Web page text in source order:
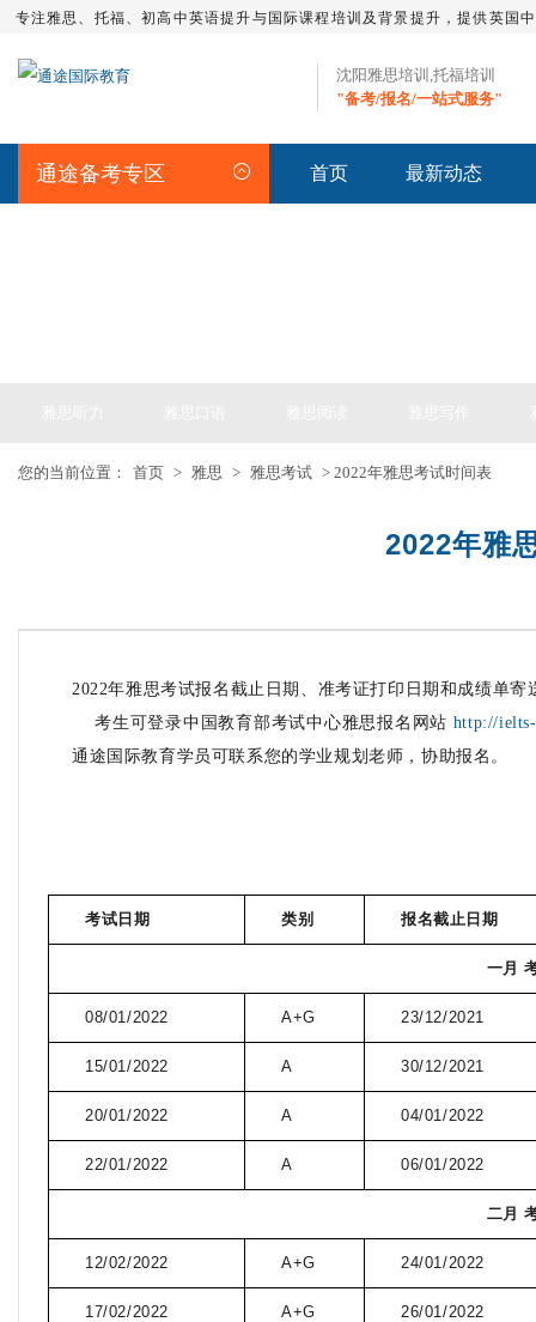
专注雅思、托福、初高中英语提升与国际课程培训及背景提升，提供英国
沈阳雅思培训,托福培训
"备考/报名/一站式服务"
通途备考专区 首页 最新动态
您的当前位置： 首页 > 雅思 > 雅思考试 > 2022年雅思考试时间表
2022年雅
2022年雅思考试报名截止日期、准考证打印日期和成绩单寄
考生可登录中国教育部考试中心雅思报名网站 http://
通途国际教育学员可联系您的学业规划老师，协助报名。
考试日期 类别 报名截止日期
一月
08/01/2022 A+G 23/12/2021
15/01/2022 A 30/12/2021
20/01/2022 A 04/01/2022
22/01/2022 A 06/01/2022
二月
12/02/2022 A+G 24/01/2022
17/02/2022 A+G 26/01/2022